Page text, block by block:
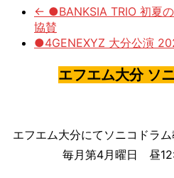
← ●BANKSIA TRIO 初夏
協賛
●4GENEXYZ 大分公演
エフエム大分 ソ
エフエム大分にてソニコドラ
毎月第4月曜日 昼